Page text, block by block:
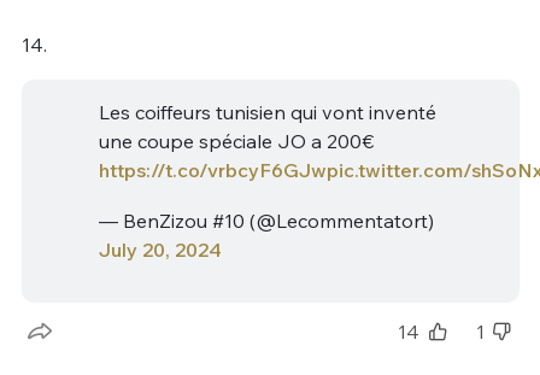
14.
Les coiffeurs tunisien qui vont inventé
une coupe spéciale JO a 200€
https://t.co/vrbcyF6GJwpic.twitter.com/
— BenZizou #10 (@Lecommentatort)
July 20, 2024
14 1